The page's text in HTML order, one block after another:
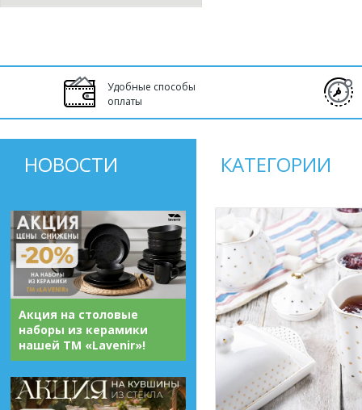
Удобные способы
оплаты
НОВОСТИ
Акция на столовые
наборы из керамики
нашей ТМ «Lavenir»!
КАТЕГОРИИ